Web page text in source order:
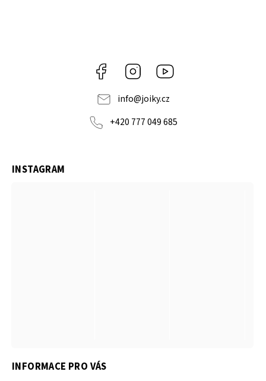
Facebook Instagram
info@joiky.cz
+420 777 049 685
INFORMACE PRO VÁS
INSTAGRAM